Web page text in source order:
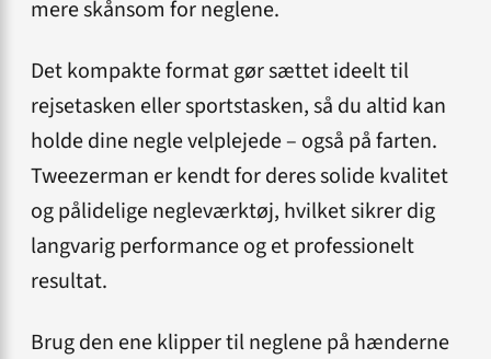
mere skånsom for neglene.
Det kompakte format gør sættet ideelt til
rejsetasken eller sportstasken, så du altid kan
holde dine negle velplejede – også på farten.
Tweezerman er kendt for deres solide kvalitet
og pålidelige negleværktøj, hvilket sikrer dig
langvarig performance og et professionelt
resultat.
Brug den ene klipper til neglene på hænderne